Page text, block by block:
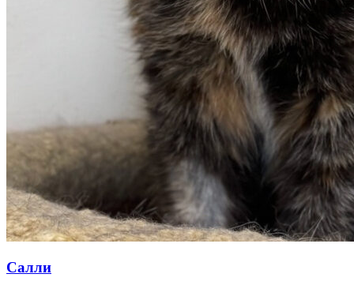
Салли